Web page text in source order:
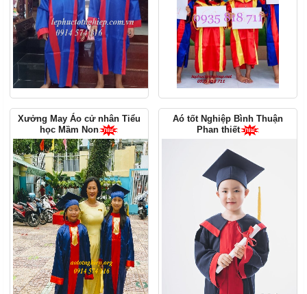
Xưởng May Áo cử nhân Tiểu
học Mầm Non
Aó tốt Nghiệp Bình Thuận
Phan thiết